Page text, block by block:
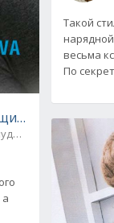
из шапки и
и палантины
Такой
весьма
По